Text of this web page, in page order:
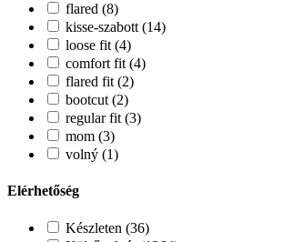
flared (8)
kisse-szabott (14)
loose fit (4)
comfort fit (4)
flared fit (2)
bootcut (2)
regular fit (3)
mom (3)
volný (1)
Elérhetőség
Készleten (36)